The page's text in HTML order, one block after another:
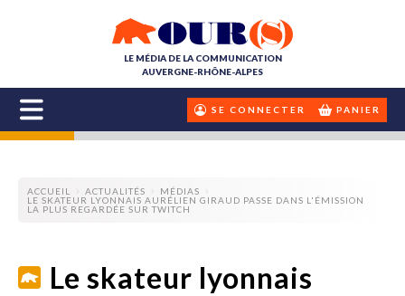
LE MÉDIA DE LA COMMUNICATION
AUVERGNE-RHÔNE-ALPES
SE CONNECTER PANIER
ACCUEIL ACTUALITÉS
MÉDIAS
LE SKATEUR LYONNAIS AURÉLIEN GIRAUD PASSE DANS L'ÉMISSION
LA PLUS REGARDÉE SUR TWITCH
Le skateur lyonnais